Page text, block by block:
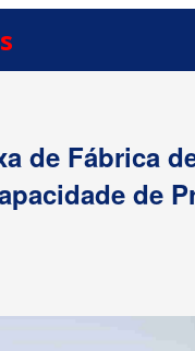
de Fábrica
de